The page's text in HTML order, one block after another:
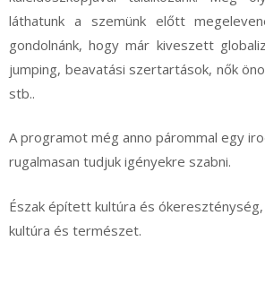
láthatunk a szemünk előtt
gondolnánk, hogy már kiveszett
jumping, beavatási szertartások, nők
stb..
A programot még anno párommal egy
rugalmasan tudjuk igényekre szabni.
Észak épített kultúra és
kultúra és természet.